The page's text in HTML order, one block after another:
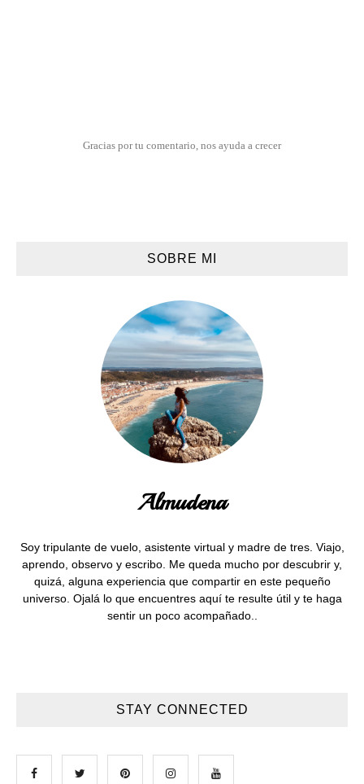
Gracias por tu comentario, nos ayuda a crecer
SOBRE MI
Almudena
Soy tripulante de vuelo, asistente virtual y madre de tres. Viajo,
aprendo, observo y escribo. Me queda mucho por descubrir y,
quizá, alguna experiencia que compartir en este pequeño
universo. Ojalá lo que encuentres aquí te resulte útil y te haga
sentir un poco acompañado..
STAY CONNECTED